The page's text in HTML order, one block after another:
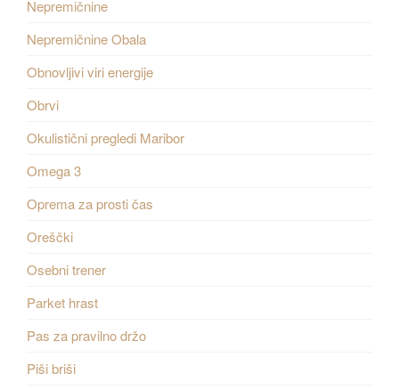
Nepremičnine
Nepremičnine Obala
Obnovljivi viri energije
Obrvi
Okulistični pregledi Maribor
Omega 3
Oprema za prosti čas
Oreščki
Osebni trener
Parket hrast
Pas za pravilno držo
Piši briši